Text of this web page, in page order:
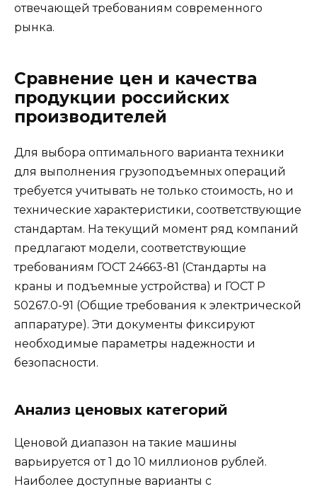
отвечающей требованиям современного
рынка.
Сравнение цен и качества
продукции российских
производителей
Для выбора оптимального варианта техники
для выполнения грузоподъемных операций
требуется учитывать не только стоимость, но и
технические характеристики, соответствующие
стандартам. На текущий момент ряд компаний
предлагают модели, соответствующие
требованиям ГОСТ 24663-81 (Стандарты на
краны и подъемные устройства) и ГОСТ Р
50267.0-91 (Общие требования к электрической
аппаратуре). Эти документы фиксируют
необходимые параметры надежности и
безопасности.
Анализ ценовых категорий
Ценовой диапазон на такие машины
варьируется от 1 до 10 миллионов рублей.
Наиболее доступные варианты с